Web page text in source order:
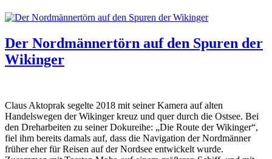
Der Nordmännertörn auf den Spuren der
Wikinger
Claus Aktoprak segelte 2018 mit seiner Kamera auf alten
Handelswegen der Wikinger kreuz und quer durch die Ostsee. Bei
den Dreharbeiten zu seiner Dokureihe: „Die Route der Wikinger“,
fiel ihm bereits damals auf, dass die Navigation der Nordmänner
früher eher für Reisen auf der Nordsee entwickelt wurde.